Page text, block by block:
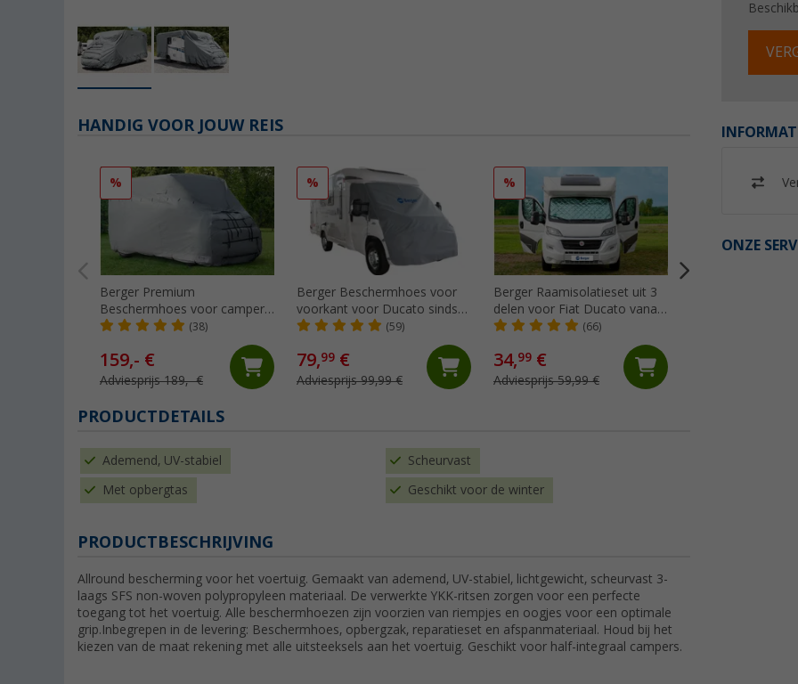
ONZE
HANDIG VOOR JOUW REIS
%
Berger Premium
Beschermhoes voor camper
600 - 660 x 240 x 250 cm
(38)
159,- €
Adviesprijs 189,- €
%
Berger Beschermhoes voor
voorkant voor Ducato sinds
06/ 2006 tot 07/2014
(59)
79,99 €
Adviesprijs 99,99 €
%
Berger Raamisolatieset uit 3
delen voor Fiat Ducato vanaf
2006
(66)
34,99 €
Adviesprijs 59,99 €
PRODUCTDETAILS
Ademend, UV-stabiel Scheurvast
Met opbergtas Geschikt voor de winter
PRODUCTBESCHRIJVING
Allround bescherming voor het voertuig. Gemaakt van ademend, UV-stabiel, lichtgewicht, scheurvast 3-
laags SFS non-woven polypropyleen materiaal. De verwerkte YKK-ritsen zorgen voor een perfecte
toegang tot het voertuig. Alle beschermhoezen zijn voorzien van riempjes en oogjes voor een optimale
grip.Inbegrepen in de levering: Beschermhoes, opbergzak, reparatieset en afspanmateriaal. Houd bij het
kiezen van de maat rekening met alle uitsteeksels aan het voertuig. Geschikt voor half-integraal campers.